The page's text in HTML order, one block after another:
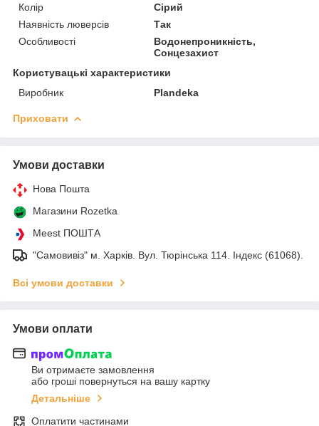
Колір
Сірий
Наявність люверсів
Так
Особливості
Водонепроникність,
Сонцезахист
Користувацькі характеристики
Виробник
Plandeka
Приховати
Умови доставки
Нова Пошта
Магазини Rozetka
Meest ПОШТА
"Самовивіз" м. Харків. Вул. Тюрінська 114. Індекс (61068).
Всі умови доставки
Умови оплати
Ви отримаєте замовлення
або гроші повернуться на вашу картку
Детальніше
Оплатити частинами